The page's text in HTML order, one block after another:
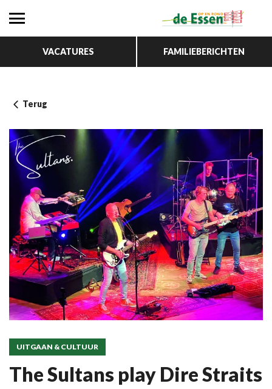
VACATURES FAMILIEBERICHTEN
Terug
UITGAAN & CULTUUR
The Sultans play Dire Straits